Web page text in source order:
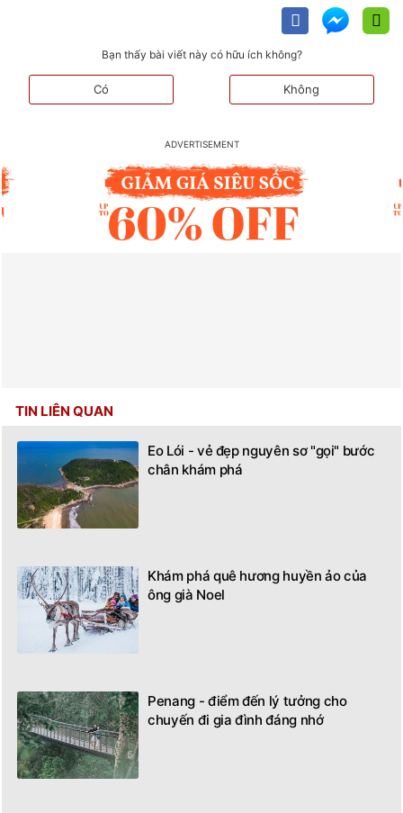
Bạn thấy bài viết này có hữu ích không?
Có Không
TIN LIÊN QUAN
Eo Lói - vẻ đẹp nguyên sơ "gọi" bước
chân khám phá
Khám phá quê hương huyền ảo của
ông già Noel
Penang - điểm đến lý tưởng cho
chuyến đi gia đình đáng nhớ